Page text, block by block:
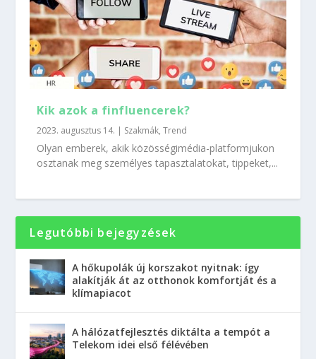
Kik azok a finfluencerek?
2023. augusztus 14. | Szakmák,Trend
Olyan emberek, akik közösségimédia-platformjukon
osztanak meg személyes tapasztalatokat, tippeket,...
Legutóbbi bejegyzések
A hőkupolák új korszakot nyitnak: így
alakítják át az otthonok komfortját és a
klímapiacot
A hálózatfejlesztés diktálta a tempót a
Telekom idei első félévében